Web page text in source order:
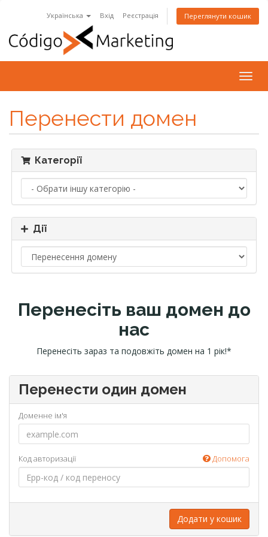
Українська Вхід Реєстрація Переглянути кошик
Перенести домен
Категорії
Дії
Перенесіть ваш домен до
нас
Перенесіть зараз та подовжіть домен на 1 рік!*
Перенести один домен
Доменне ім'я
Код авторизації Допомога
Додати у кошик